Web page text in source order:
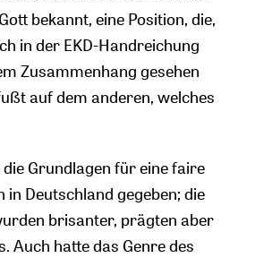
bekannt, eine Position, die,
in der EKD-Handreichung
Zusammenhang gesehen
auf dem anderen, welches
Grundlagen für eine faire
Deutschland gegeben; die
brisanter, prägten aber
Auch hatte das Genre des